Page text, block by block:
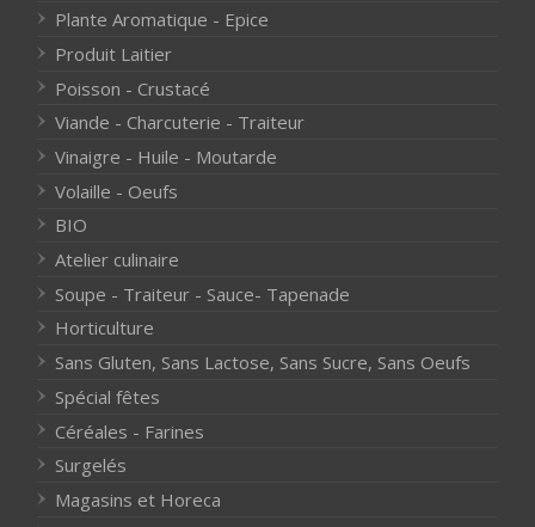
Plante Aromatique - Epice
Produit Laitier
Poisson - Crustacé
Viande - Charcuterie - Traiteur
Vinaigre - Huile - Moutarde
Volaille - Oeufs
BIO
Atelier culinaire
Soupe - Traiteur - Sauce- Tapenade
Horticulture
Sans Gluten, Sans Lactose, Sans Sucre, Sans Oeufs
Spécial fêtes
Céréales - Farines
Surgelés
Magasins et Horeca